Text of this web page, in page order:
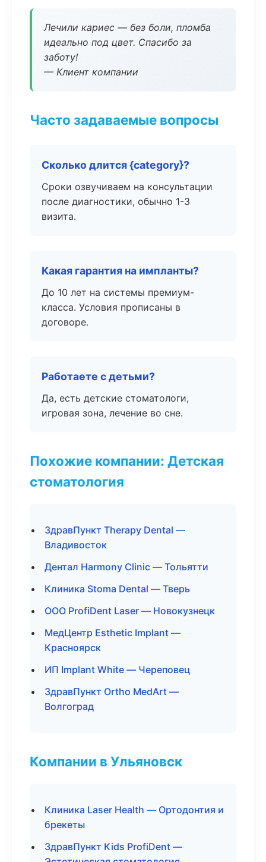
Лечили кариес — без боли, пломба
идеально под цвет. Спасибо за
заботу!
— Клиент компании
Часто задаваемые вопросы
Сколько длится {category}?
Сроки озвучиваем на консультации
после диагностики, обычно 1-3
визита.
Какая гарантия на импланты?
До 10 лет на системы премиум-
класса. Условия прописаны в
договоре.
Работаете с детьми?
Да, есть детские стоматологи,
игровая зона, лечение во сне.
Похожие компании: Детская
стоматология
ЗдравПункт Therapy Dental —
Владивосток
Дентал Harmony Clinic — Тольятти
Клиника Stoma Dental — Тверь
ООО ProfiDent Laser — Новокузнецк
МедЦентр Esthetic Implant —
Красноярск
ИП Implant White — Череповец
ЗдравПункт Ortho MedArt —
Волгоград
Компании в Ульяновск
Клиника Laser Health — Ортодонтия и
брекеты
ЗдравПункт Kids ProfiDent —